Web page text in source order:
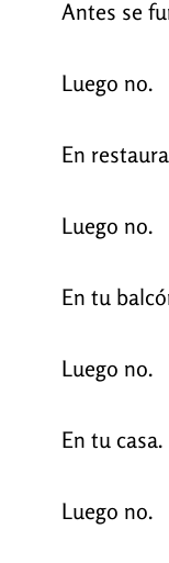
Antes se
Luego no.
En
Luego no.
En tu
Luego no.
En tu casa.
Luego no.